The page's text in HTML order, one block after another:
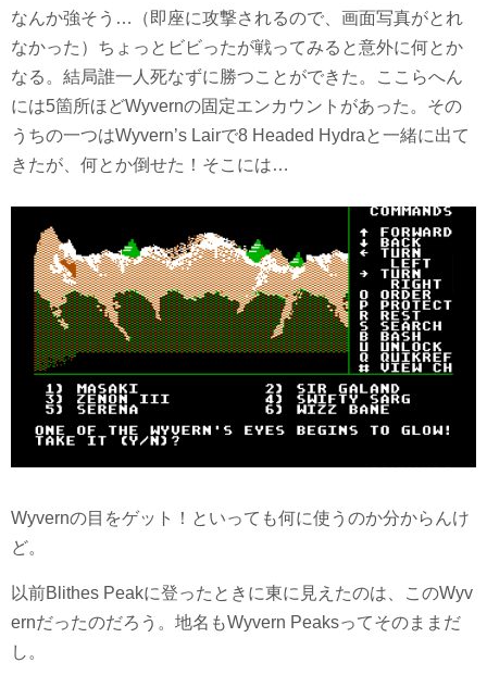
なんか強そう…（即座に攻撃されるので、画面写真がとれ
なかった）ちょっとビビったが戦ってみると意外に何とか
なる。結局誰一人死なずに勝つことができた。ここらへん
には5箇所ほどWyvernの固定エンカウントがあった。その
うちの一つはWyvern’s Lairで8 Headed Hydraと一緒に出て
きたが、何とか倒せた！そこには…
Wyvernの目をゲット！といっても何に使うのか分からんけ
ど。
以前Blithes Peakに登ったときに東に見えたのは、このWyv
ernだったのだろう。地名もWyvern Peaksってそのままだ
し。